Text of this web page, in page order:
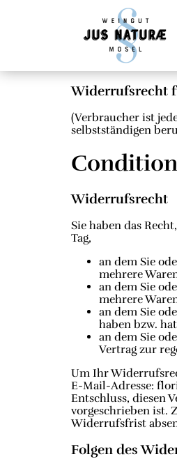
Widerrufsrecht
(Verbraucher ist
selbstständigen
Widerrufsrecht
Sie haben das
Tag,
an dem Sie
mehrere
an dem Sie
mehrere
an dem Sie
haben bzw.
an dem Sie
Vertrag zur
Um Ihr
E-Mail-Adresse:
Entschluss, diesen
vorgeschrieben ist.
Widerrufsfrist
Folgen des